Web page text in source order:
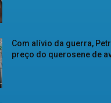
Com alívio da guerra,
preço do querosene de